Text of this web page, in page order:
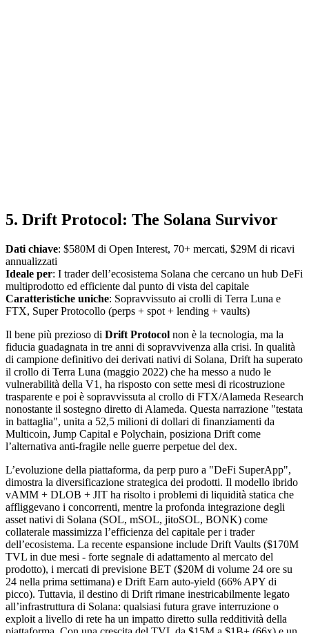
5. Drift Protocol: The Solana Survivor
Dati chiave: $580M di Open Interest, 70+ mercati, $29M di ricavi
annualizzati
Ideale per: I trader dell’ecosistema Solana che cercano un hub DeFi
multiprodotto ed efficiente dal punto di vista del capitale
Caratteristiche uniche: Sopravvissuto ai crolli di Terra Luna e
FTX, Super Protocollo (perps + spot + lending + vaults)
Il bene più prezioso di Drift Protocol non è la tecnologia, ma la
fiducia guadagnata in tre anni di sopravvivenza alla crisi. In qualità
di campione definitivo dei derivati nativi di Solana, Drift ha superato
il crollo di Terra Luna (maggio 2022) che ha messo a nudo le
vulnerabilità della V1, ha risposto con sette mesi di ricostruzione
trasparente e poi è sopravvissuta al crollo di FTX/Alameda Research
nonostante il sostegno diretto di Alameda. Questa narrazione "testata
in battaglia", unita a 52,5 milioni di dollari di finanziamenti da
Multicoin, Jump Capital e Polychain, posiziona Drift come
l’alternativa anti-fragile nelle guerre perpetue del dex.
L’evoluzione della piattaforma, da perp puro a "DeFi SuperApp",
dimostra la diversificazione strategica dei prodotti. Il modello ibrido
vAMM + DLOB + JIT ha risolto i problemi di liquidità statica che
affliggevano i concorrenti, mentre la profonda integrazione degli
asset nativi di Solana (SOL, mSOL, jitoSOL, BONK) come
collaterale massimizza l’efficienza del capitale per i trader
dell’ecosistema. La recente espansione include Drift Vaults ($170M
TVL in due mesi - forte segnale di adattamento al mercato del
prodotto), i mercati di previsione BET ($20M di volume 24 ore su
24 nella prima settimana) e Drift Earn auto-yield (66% APY di
picco). Tuttavia, il destino di Drift rimane inestricabilmente legato
all’infrastruttura di Solana: qualsiasi futura grave interruzione o
exploit a livello di rete ha un impatto diretto sulla redditività della